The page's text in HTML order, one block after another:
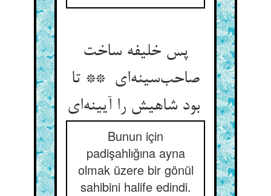
پس خلیفه ساخت
صاحب‌سینه‌ای ** تا
بود شاهیش را آیینه‌ای
Bunun için
padişahlığına ayna
olmak üzere bir gönül
sahibini halife edindi.